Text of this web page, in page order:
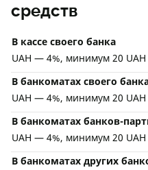
средств
В кассе своего банка
UAH — 4%, минимум 20 UAH
В банкоматах своего
UAH — 4%, минимум 20 UAH
В банкоматах банков-
UAH — 4%, минимум 20 UAH
В банкоматах других